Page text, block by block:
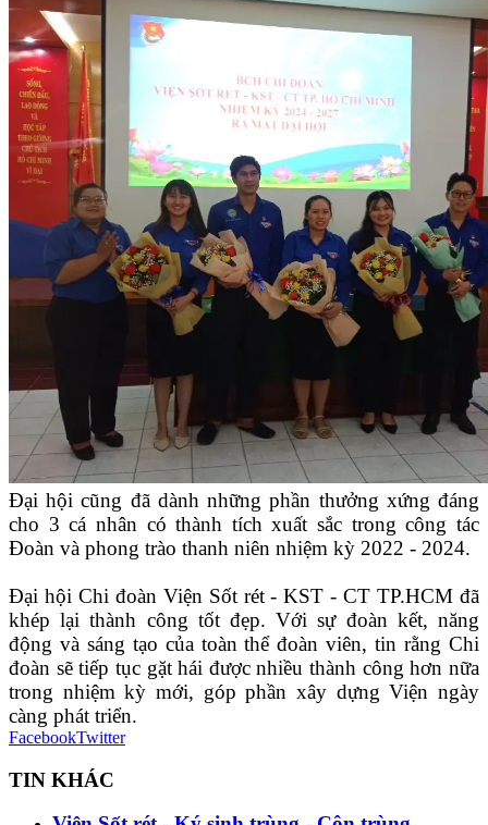
Đại hội cũng đã dành những phần thưởng xứng đáng
cho 3 cá nhân có thành tích xuất sắc trong công tác
Đoàn và phong trào thanh niên nhiệm kỳ 2022 - 2024.
Đại hội Chi đoàn Viện Sốt rét - KST - CT TP.HCM đã
khép lại thành công tốt đẹp. Với sự đoàn kết, năng
động và sáng tạo của toàn thể đoàn viên, tin rằng Chi
đoàn sẽ tiếp tục gặt hái được nhiều thành công hơn nữa
trong nhiệm kỳ mới, góp phần xây dựng Viện ngày
càng phát triển.
FacebookTwitter
TIN KHÁC